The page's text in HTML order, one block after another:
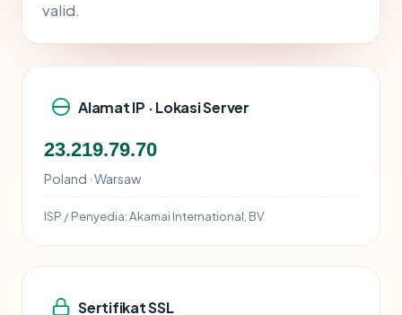
valid.
Alamat IP · Lokasi Server
23.219.79.70
Poland · Warsaw
ISP / Penyedia:Akamai International, BV
Sertifikat SSL